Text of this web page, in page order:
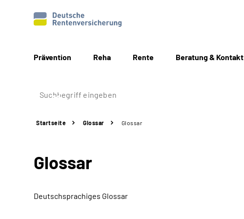
Prävention Reha Rente Beratung & Kontakt
Startseite Glossar Glossar
Glossar
Deutschsprachiges Glossar